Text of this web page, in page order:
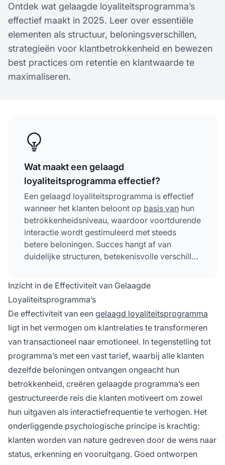
Ontdek wat gelaagde loyaliteitsprogramma’s
effectief maakt in 2025. Leer over essentiële
elementen als structuur, beloningsverschillen,
strategieën voor klantbetrokkenheid en bewezen
best practices om retentie en klantwaarde te
maximaliseren.
Wat maakt een gelaagd
loyaliteitsprogramma effectief?
Een gelaagd loyaliteitsprogramma is effectief
wanneer het klanten beloont op basis van hun
betrokkenheidsniveau, waardoor voortdurende
interactie wordt gestimuleerd met steeds
betere beloningen. Succes hangt af van
duidelijke structuren, betekenisvolle verschillen
over voortgang en beloningen die aansluiten
bij klantgedrag en -voorkeuren.
Inzicht in de Effectiviteit van Gelaagde
Loyaliteitsprogramma’s
De effectiviteit van een gelaagd loyaliteitsprogramma
ligt in het vermogen om klantrelaties te transformeren
van transactioneel naar emotioneel. In tegenstelling tot
programma’s met een vast tarief, waarbij alle klanten
dezelfde beloningen ontvangen ongeacht hun
betrokkenheid, creëren gelaagde programma’s een
gestructureerde reis die klanten motiveert om zowel
hun uitgaven als interactiefrequentie te verhogen. Het
onderliggende psychologische principe is krachtig:
klanten worden van nature gedreven door de wens naar
status, erkenning en vooruitgang. Goed ontworpen